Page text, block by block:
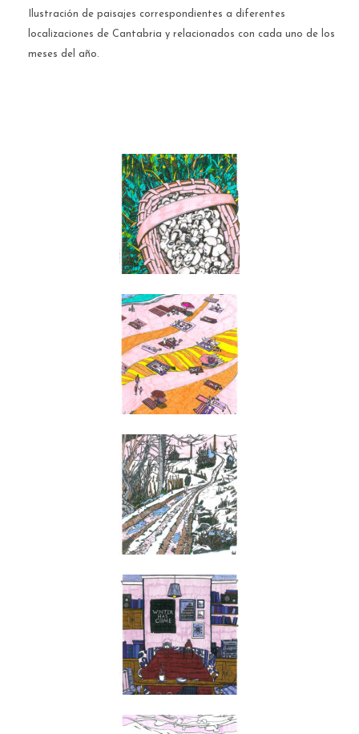
Ilustración de paisajes correspondientes a diferentes
localizaciones de Cantabria y relacionados con cada uno de los
meses del año.